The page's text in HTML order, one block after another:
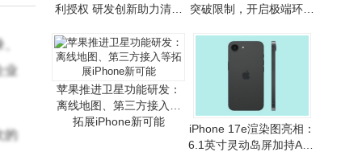
业
的
利授权 研发创新助力清洁
突破限制，开启极端环境
苹果推进卫星功能研发：
离线地图、第三方接入等
拓展iPhone新可能
iPhone 17e渲染图亮相：
6.1英寸灵动岛屏加持A19